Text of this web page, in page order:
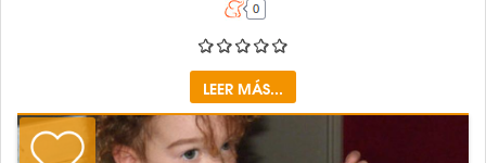
LEER MÁS...